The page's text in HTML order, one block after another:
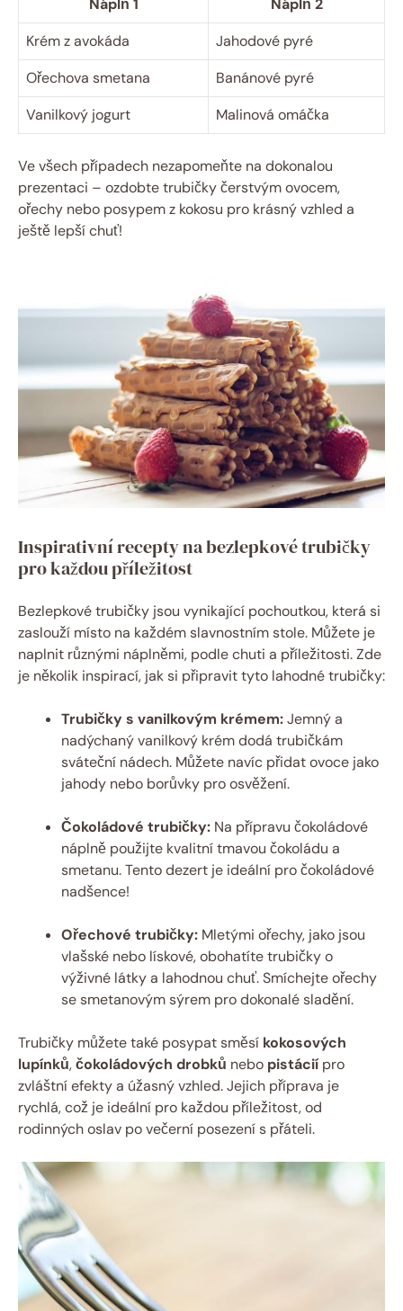
Krém z avokáda
Jahodové pyré
Ořechova smetana
Banánové pyré
Vanilkový jogurt
Malinová omáčka
Ve všech případech nezapomeňte na dokonalou
prezentaci – ozdobte trubičky čerstvým ovocem,
ořechy nebo posypem z kokosu pro krásný vzhled a
ještě lepší chuť!
Inspirativní recepty na bezlepkové trubičky
pro každou příležitost
Bezlepkové trubičky jsou vynikající pochoutkou, která si
zaslouží místo na každém slavnostním stole. Můžete je
naplnit různými náplněmi, podle chuti a příležitosti. Zde
je několik inspirací, jak si připravit tyto lahodné trubičky:
Trubičky s vanilkovým krémem:Jemný a
nadýchaný vanilkový krém dodá trubičkám
sváteční nádech. Můžete navíc přidat ovoce jako
jahody nebo borůvky pro osvěžení.
Čokoládové trubičky: Na přípravu čokoládové
náplně použijte kvalitní tmavou čokoládu a
smetanu. Tento dezert je ideální pro čokoládové
nadšence!
Ořechové trubičky: Mletými ořechy, jako jsou
vlašské nebo lískové, obohatíte trubičky o
výživné látky a lahodnou chuť. Smíchejte ořechy
se smetanovým sýrem pro dokonalé sladění.
Trubičky můžete také posypat směsí kokosových
lupínků,čokoládových drobků nebo pistácií pro
zvláštní efekty a úžasný vzhled. Jejich příprava je
rychlá, což je ideální pro každou příležitost, od
rodinných oslav po večerní posezení s přáteli.